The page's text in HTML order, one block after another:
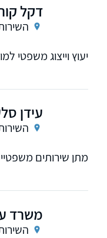
דקל
יעוץ וייצוג משפטי
עידן
מתן שירותים
משרד